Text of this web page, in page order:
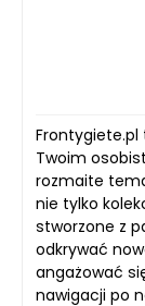
Twoim
rozmaite
nie tylko
stworzone z
odkrywać
angażować
nawigacji po